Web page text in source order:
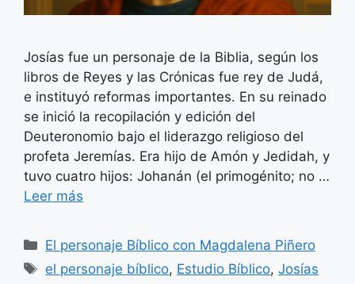
Josías fue un personaje de la Biblia, según los
libros de Reyes y las Crónicas fue rey de Judá,
e instituyó reformas importantes. En su reinado
se inició la recopilación y edición del
Deuteronomio bajo el liderazgo religioso del
profeta Jeremías. Era hijo de Amón y Jedidah, y
tuvo cuatro hijos: Johanán (el primogénito; no …
Leer más
Categorías
El personaje Bíblico con Magdalena Piñero
Etiquetas
el personaje bíblico, Estudio Bíblico,Josías